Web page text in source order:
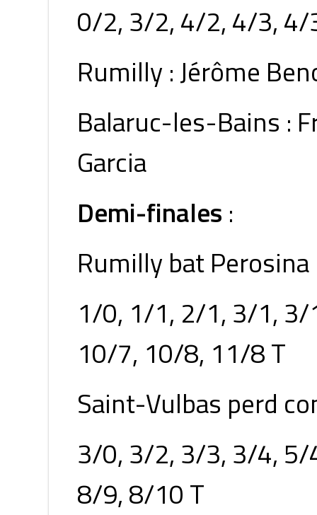
0/2, 3/2, 4/2, 4/3, 4/
Rumilly : Jérôme
Balaruc-les-Bains :
Garcia
Demi-finales :
Rumilly bat Perosina
1/0, 1/1, 2/1, 3/1, 3/
10/7, 10/8, 11/8 T
Saint-Vulbas perd
3/0, 3/2, 3/3, 3/4, 5/
8/9, 8/10 T